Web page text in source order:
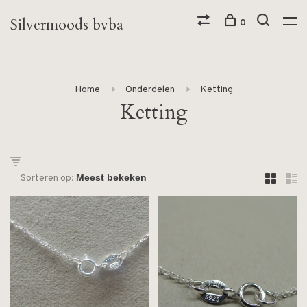
Silvermoods bvba 0
Home Onderdelen Ketting
Ketting
Sorteren op: